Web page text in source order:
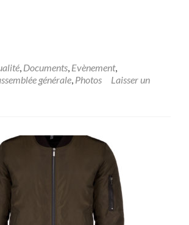
, Documents, Evènement,
générale, Photos
Laisser un